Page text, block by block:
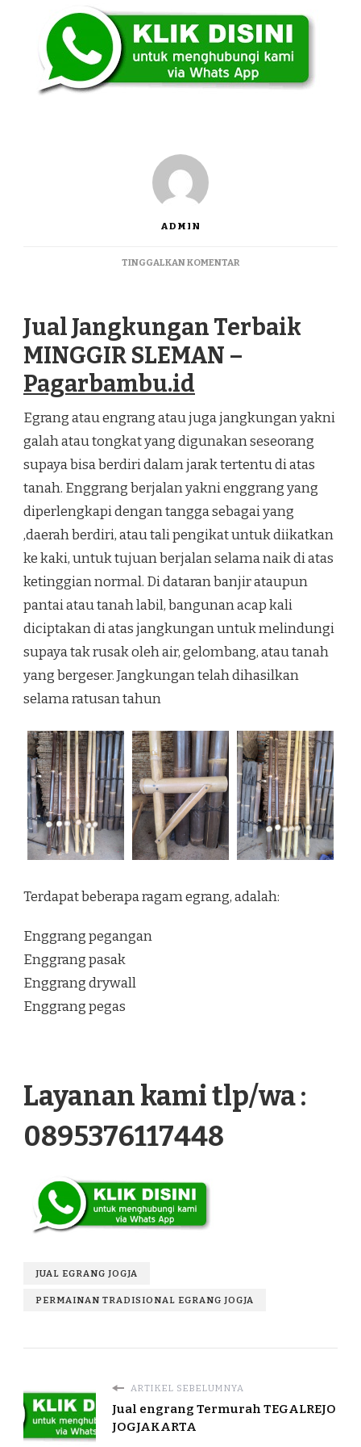
ADMIN
TINGGALKAN KOMENTARPADA
MINGGIR
SLEMAN
Jual Jangkungan Terbaik
MINGGIR SLEMAN –
Pagarbambu.id
Egrang atau engrang atau juga jangkungan yakni
galah atau tongkat yang digunakan seseorang
supaya bisa berdiri dalam jarak tertentu di atas
tanah. Enggrang berjalan yakni enggrang yang
diperlengkapi dengan tangga sebagai yang
,daerah berdiri, atau tali pengikat untuk diikatkan
ke kaki, untuk tujuan berjalan selama naik di atas
ketinggian normal. Di dataran banjir ataupun
pantai atau tanah labil, bangunan acap kali
diciptakan di atas jangkungan untuk melindungi
supaya tak rusak oleh air, gelombang, atau tanah
yang bergeser. Jangkungan telah dihasilkan
selama ratusan tahun
Terdapat beberapa ragam egrang, adalah:
Enggrang pegangan
Enggrang pasak
Enggrang drywall
Enggrang pegas
Layanan kami tlp/wa :
0895376117448
JUAL EGRANG JOGJA
PERMAINAN TRADISIONAL EGRANG JOGJA
ARTIKEL SEBELUMNYA
Jual engrang Termurah TEGALREJO
JOGJAKARTA